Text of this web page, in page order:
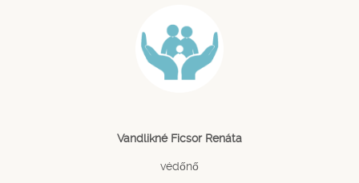
Vandlikné Ficsor Renáta
védőnő